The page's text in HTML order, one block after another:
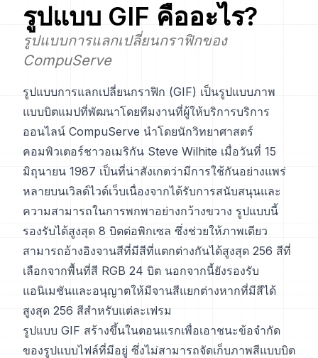
รูปแบบ GIF คืออะไร?
รูปแบบการแลกเปลี่ยนกราฟิกของ
CompuServe
รูปแบบการแลกเปลี่ยนกราฟิก (GIF) เป็นรูปแบบภาพ
แบบบิตแมปที่พัฒนาโดยทีมงานที่ผู้ให้บริการบริการ
ออนไลน์ CompuServe นำโดยนักวิทยาศาสตร์
คอมพิวเตอร์ชาวอเมริกัน Steve Wilhite เมื่อวันที่ 15
มิถุนายน 1987 เป็นที่น่าสังเกตว่ามีการใช้กันอย่างแพร่
หลายบนเวิลด์ไวด์เว็บเนื่องจากได้รับการสนับสนุนและ
ความสามารถในการพกพาอย่างกว้างขวาง รูปแบบนี้
รองรับได้สูงสุด 8 บิตต่อพิกเซล ซึ่งช่วยให้ภาพเดียว
สามารถอ้างอิงจานสีที่มีสีที่แตกต่างกันได้สูงสุด 256 สีที่
เลือกจากพื้นที่สี RGB 24 บิต นอกจากนี้ยังรองรับ
แอนิเมชันและอนุญาตให้มีจานสีแยกต่างหากที่มีสีได้
สูงสุด 256 สีสำหรับแต่ละเฟรม
รูปแบบ GIF สร้างขึ้นในตอนแรกเพื่อเอาชนะข้อจำกัด
ของรูปแบบไฟล์ที่มีอยู่ ซึ่งไม่สามารถจัดเก็บภาพสีแบบบิต